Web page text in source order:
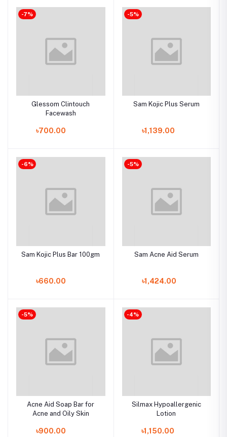
-7%
Glessom Clintouch
Facewash
৳700.00
-5%
Sam Kojic Plus Serum
৳1,139.00
-6%
Sam Kojic Plus Bar 100gm
৳660.00
-5%
Sam Acne Aid Serum
৳1,424.00
-5%
Acne Aid Soap Bar for
Acne and Oily Skin
৳900.00
-4%
Silmax Hypoallergenic
Lotion
৳1,150.00